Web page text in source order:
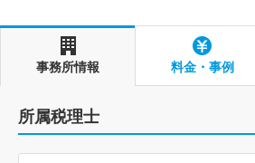
事務所情報 料金・事例
所属税理士